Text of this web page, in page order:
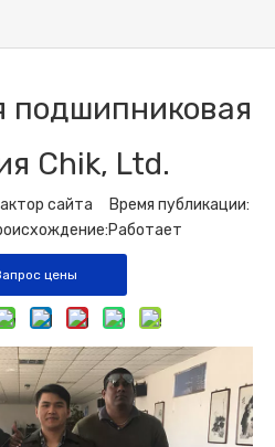
подшипниковая
Chik, Ltd.
сайта Время публикации:
Работает
цены